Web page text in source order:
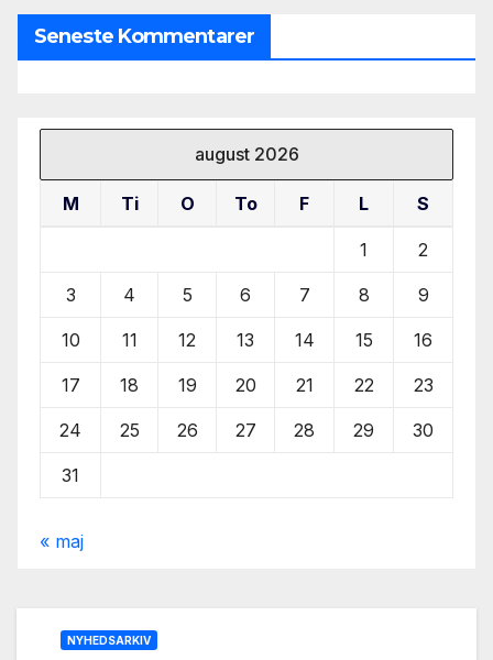
Seneste Kommentarer
august 2026
M Ti O To F L S
1 2
3 4 5 6 7 8 9
10 11 12 13 14 15 16
17 18 19 20 21 22 23
24 25 26 27 28 29 30
31
« maj
NYHEDSARKIV